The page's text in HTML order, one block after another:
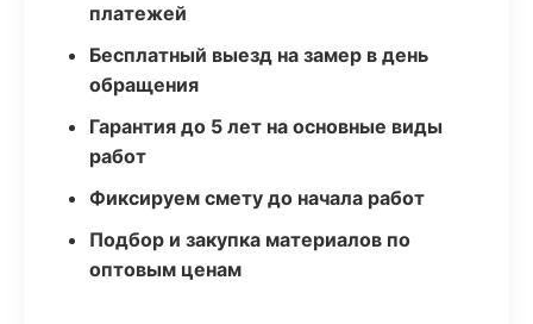
платежей
Бесплатный выезд на замер в день
обращения
Гарантия до 5 лет на основные виды
работ
Фиксируем смету до начала работ
Подбор и закупка материалов по
оптовым ценам